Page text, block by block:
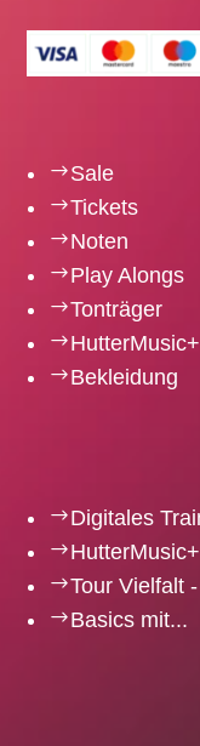
$Sale
$Tickets
$Noten
$Play Alongs
$Tonträger
$HutterMusic+
$Bekleidung
$Digitales
$HutterMusic+
$Tour Vielfalt
$Basics mit...